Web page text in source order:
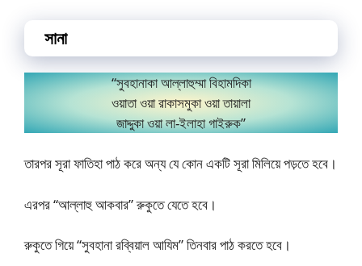
সানা
“সুবহানাকা আল্লাহুম্মা বিহামদিকা
ওয়াতা ওয়া রাকাসমুকা ওয়া তায়ালা
জাদ্দুকা ওয়া লা-ইলাহা গাইরুক”
তারপর সূরা ফাতিহা পাঠ করে অন্য যে কোন একটি সূরা মিলিয়ে পড়তে হবে।
এরপর “আল্লাহু আকবার” রুকুতে যেতে হবে।
রুকুতে গিয়ে “সুবহানা রব্বিয়াল আযিম” তিনবার পাঠ করতে হবে।